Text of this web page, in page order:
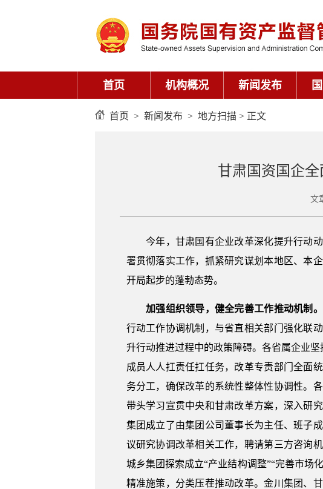
首页 机构概况 新闻发布
首页 > 新闻发布 > 地方扫描 > 正文
甘肃国资国企
文
今年，甘肃国有企业改革深化提升行动动
署贯彻落实工作，抓紧研究谋划本地区、本
开局起步的蓬勃态势。
加强组织领导，健全完善工作推动机制。
行动工作协调机制，与省直相关部门强化联
升行动推进过程中的政策障碍。各省属企业
成员人人扛责任扛任务，改革专责部门全面
务分工，确保改革的系统性整体性协调性。
带头学习宣贯中央和甘肃改革方案，深入研
集团成立了由集团公司董事长为主任、班子
议研究协调改革相关工作，聘请第三方咨询
城乡集团探索成立“产业结构调整”“完善市场
精准施策，分类压茬推动改革。金川集团、